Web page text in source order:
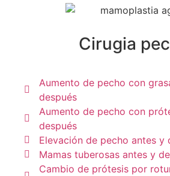
Cirugia
Aumento de pecho con
después
Aumento de pecho con
después
Elevación de pecho antes y
Mamas tuberosas antes y
Cambio de prótesis por